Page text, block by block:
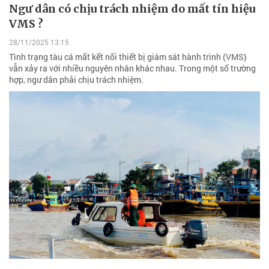
Ngư dân có chịu trách nhiệm do mất tín hiệu
VMS ?
28/11/2025 13:15
Tình trạng tàu cá mất kết nối thiết bị giám sát hành trình (VMS)
vẫn xảy ra với nhiều nguyên nhân khác nhau. Trong một số trường
hợp, ngư dân phải chịu trách nhiệm.